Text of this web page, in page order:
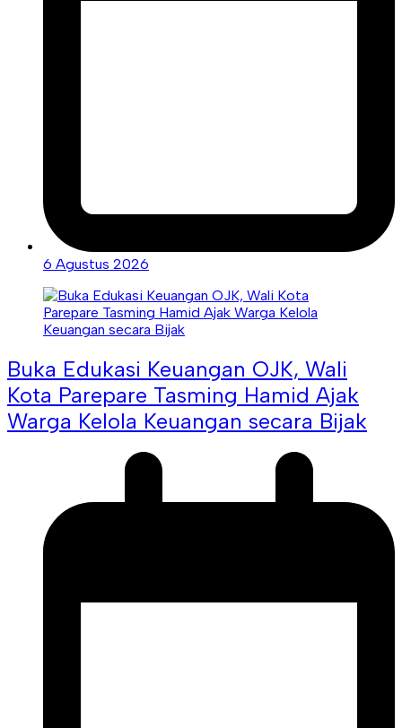
6 Agustus 2026
Buka Edukasi Keuangan OJK, Wali
Kota Parepare Tasming Hamid Ajak
Warga Kelola Keuangan secara Bijak